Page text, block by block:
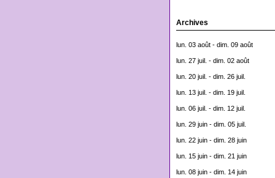
Archives
lun. 03 août - dim. 09 août
lun. 27 juil. - dim. 02 août
lun. 20 juil. - dim. 26 juil.
lun. 13 juil. - dim. 19 juil.
lun. 06 juil. - dim. 12 juil.
lun. 29 juin - dim. 05 juil.
lun. 22 juin - dim. 28 juin
lun. 15 juin - dim. 21 juin
lun. 08 juin - dim. 14 juin